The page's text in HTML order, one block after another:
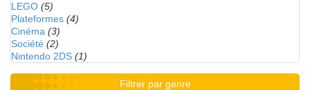
LEGO (5)
Plateformes (4)
Cinéma (3)
Société (2)
Nintendo 2DS (1)
Filtrer par genre